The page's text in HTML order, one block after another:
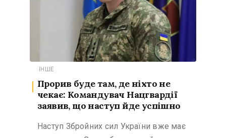
ІНШЕ
Прорив буде там, де ніхто не
чекає: Командувач Нацгвардії
заявив, що наступ йде успішно
Наступ Збройних сил України вже має